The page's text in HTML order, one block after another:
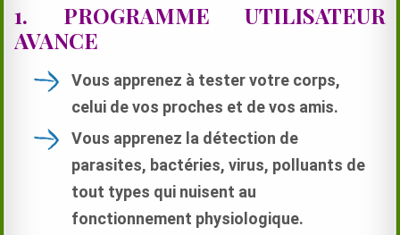
1. PROGRAMME UTILISATEUR
AVANCE
Vous apprenez à tester votre corps,
celui de vos proches et de vos amis.
Vous apprenez la détection de
parasites, bactéries, virus, polluants de
tout types qui nuisent au
fonctionnement physiologique.